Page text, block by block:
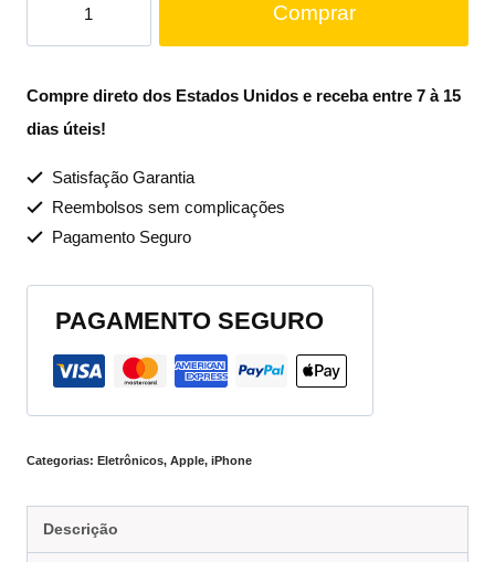
Comprar
Compre direto dos Estados Unidos e receba entre 7 à 15
dias úteis!
Satisfação Garantia
Reembolsos sem complicações
Pagamento Seguro
PAGAMENTO SEGURO
Categorias: Eletrônicos, Apple, iPhone
Descrição